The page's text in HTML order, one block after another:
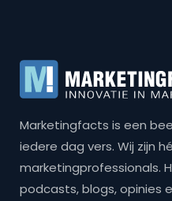
Marketingfacts is een
iedere dag vers. Wij zijn
marketingprofessionals.
podcasts, blogs, opinies